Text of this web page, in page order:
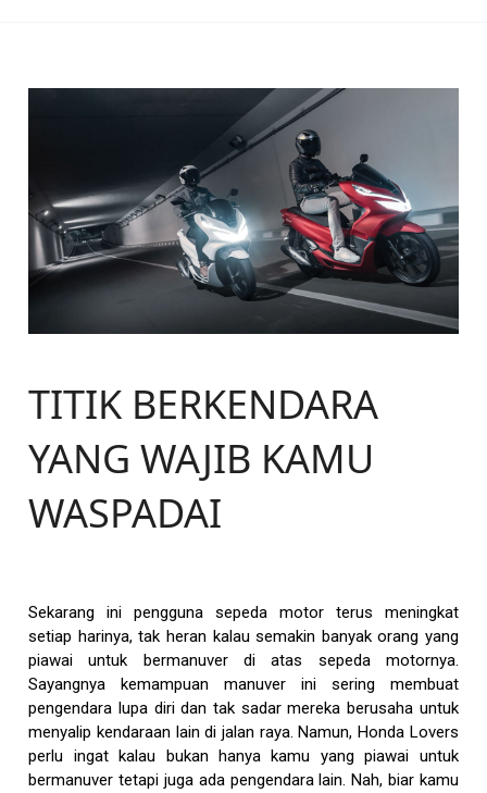
TITIK BERKENDARA
YANG WAJIB KAMU
WASPADAI
Sekarang ini pengguna sepeda motor terus meningkat
setiap harinya, tak heran kalau semakin banyak orang yang
piawai untuk bermanuver di atas sepeda motornya.
Sayangnya kemampuan manuver ini sering membuat
pengendara lupa diri dan tak sadar mereka berusaha untuk
menyalip kendaraan lain di jalan raya. Namun, Honda Lovers
perlu ingat kalau bukan hanya kamu yang piawai untuk
bermanuver tetapi juga ada pengendara lain. Nah, biar kamu